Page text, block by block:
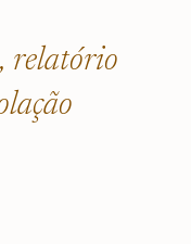
relatório